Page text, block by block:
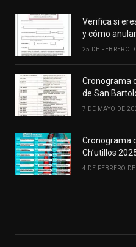
Verifica si
y cómo
25 DE FEBRERO
Cronograma
de San
7 DE MAYO DE
Cronograma
Ch’utillos
4 DE FEBRERO